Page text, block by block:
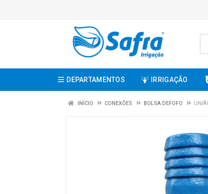
DEPARTAMENTOS IRRIGAÇÃO
INÍCIO CONEXÕES BOLSA DEFOFO